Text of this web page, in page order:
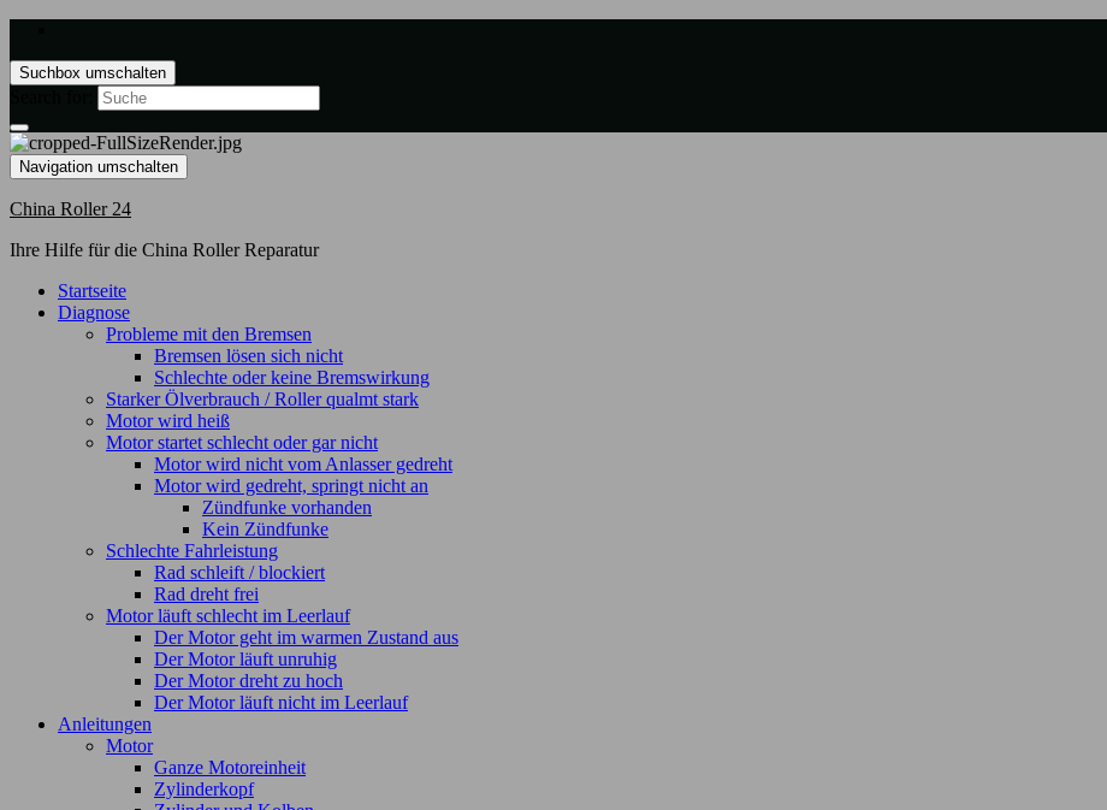
Suchbox umschalten
Navigation umschalten
China Roller 24
Ihre Hilfe für die China Roller Reparatur
Startseite
Diagnose
Probleme mit den Bremsen
Bremsen lösen sich nicht
Schlechte oder keine Bremswirkung
Starker Ölverbrauch / Roller qualmt stark
Motor wird heiß
Motor startet schlecht oder gar nicht
Motor wird nicht vom Anlasser gedreht
Motor wird gedreht, springt nicht an
Zündfunke vorhanden
Kein Zündfunke
Schlechte Fahrleistung
Rad schleift / blockiert
Rad dreht frei
Motor läuft schlecht im Leerlauf
Der Motor geht im warmen Zustand aus
Der Motor läuft unruhig
Der Motor dreht zu hoch
Der Motor läuft nicht im Leerlauf
Anleitungen
Motor
Ganze Motoreinheit
Zylinderkopf